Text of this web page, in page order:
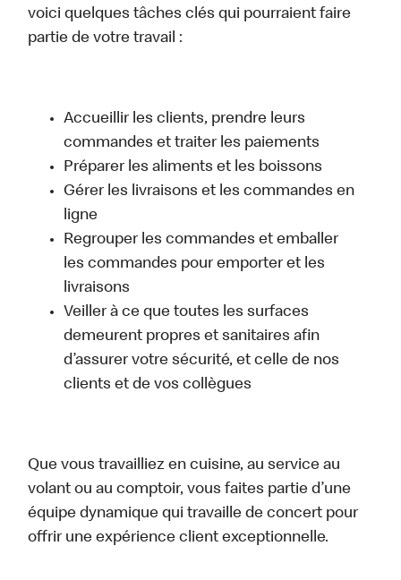
voici quelques tâches clés qui pourraient faire
partie de votre travail :
Accueillir les clients, prendre leurs
commandes et traiter les paiements
Préparer les aliments et les boissons
Gérer les livraisons et les commandes en
ligne
Regrouper les commandes et emballer
les commandes pour emporter et les
livraisons
Veiller à ce que toutes les surfaces
demeurent propres et sanitaires afin
d’assurer votre sécurité, et celle de nos
clients et de vos collègues
Que vous travailliez en cuisine, au service au
volant ou au comptoir, vous faites partie d’une
équipe dynamique qui travaille de concert pour
offrir une expérience client exceptionnelle.